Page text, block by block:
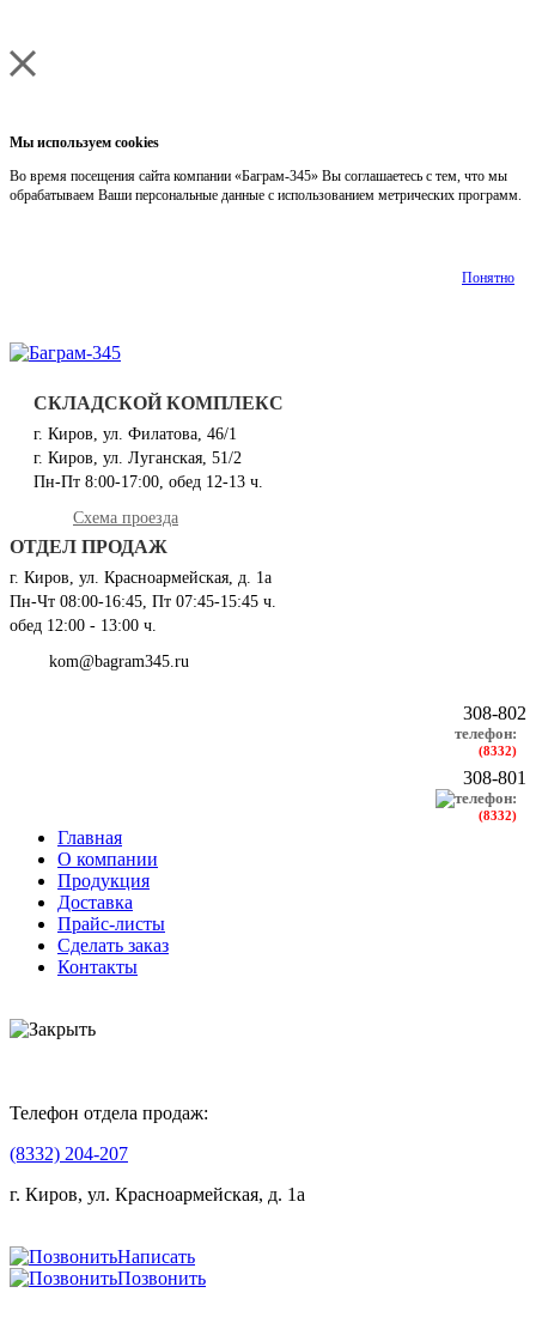
Мы используем cookies
Во время посещения сайта компании «Баграм-345» Вы соглашаетесь с тем, что мы
обрабатываем Ваши персональные данные с использованием метрических программ.
Понятно
СКЛАДСКОЙ КОМПЛЕКС
г. Киров, ул. Филатова, 46/1
г. Киров, ул. Луганская, 51/2
Пн-Пт 8:00-17:00, обед 12-13 ч.
Схема проезда
ОТДЕЛ ПРОДАЖ
г. Киров, ул. Красноармейская, д. 1а
Пн-Чт 08:00-16:45, Пт 07:45-15:45 ч.
обед 12:00 - 13:00 ч.
kom@bagram345.ru
308-802
телефон:
(8332)
308-801
телефон:
(8332)
Главная
О компании
Продукция
Доставка
Прайс-листы
Сделать заказ
Контакты
Телефон отдела продаж:
(8332) 204-207
г. Киров, ул. Красноармейская, д. 1а
Написать
Позвонить